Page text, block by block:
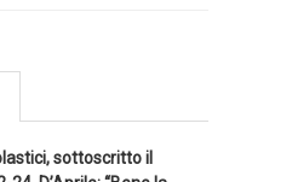
sottoscritto il